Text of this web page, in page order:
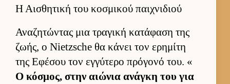
Η Αισθητική του κοσμικού παιχνιδιού
Αναζητώντας μια τραγική κατάφαση της
ζωής, ο Nietzsche θα κάνει τον ερημίτη
της Εφέσου τον εγ­γύτερο πρόγονό του. «
Ο κόσμος, στην αιώνια ανάγκη του για